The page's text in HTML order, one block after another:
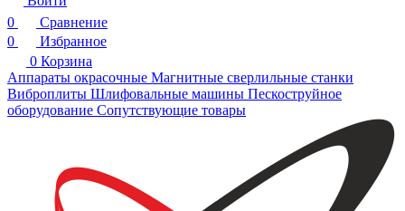
0
Сравнение
0
Избранное
0 Корзина
Аппараты окрасочные Магнитные сверлильные станки
Виброплиты Шлифовальные машины Пескоструйное
оборудование Сопутствующие товары